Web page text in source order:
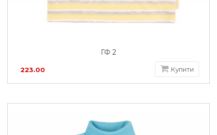
ГФ 2
223.00 Купити